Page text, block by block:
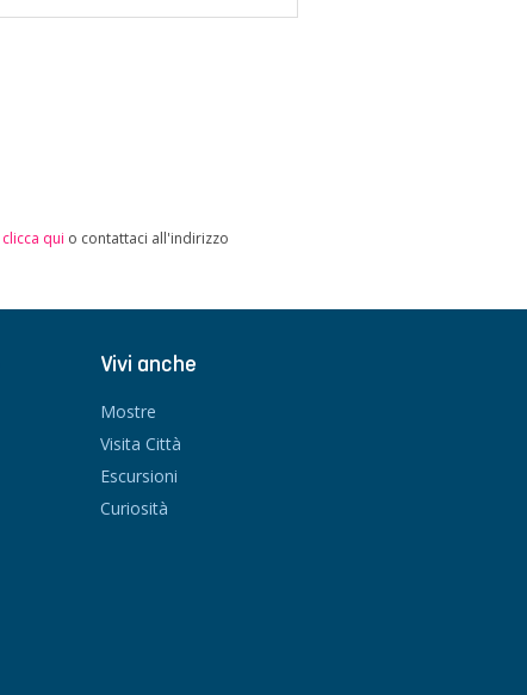
clicca qui o contattaci all'indirizzo
Vivi anche
Mostre
Visita Città
Escursioni
Curiosità